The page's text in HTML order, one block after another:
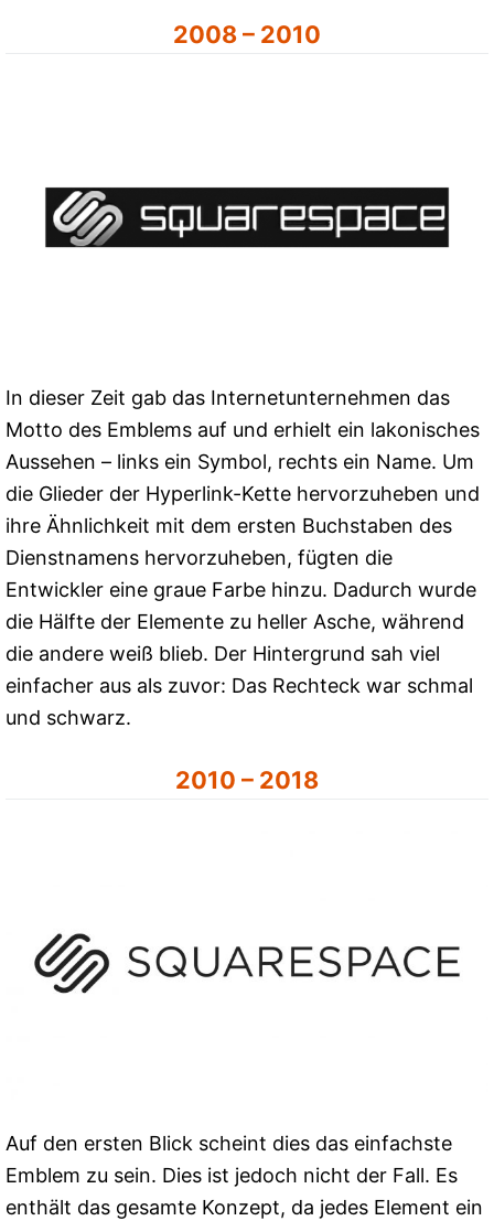
2008 – 2010
In dieser Zeit gab das Internetunternehmen das
Motto des Emblems auf und erhielt ein lakonisches
Aussehen – links ein Symbol, rechts ein Name. Um
die Glieder der Hyperlink-Kette hervorzuheben und
ihre Ähnlichkeit mit dem ersten Buchstaben des
Dienstnamens hervorzuheben, fügten die
Entwickler eine graue Farbe hinzu. Dadurch wurde
die Hälfte der Elemente zu heller Asche, während
die andere weiß blieb. Der Hintergrund sah viel
einfacher aus als zuvor: Das Rechteck war schmal
und schwarz.
2010 – 2018
Auf den ersten Blick scheint dies das einfachste
Emblem zu sein. Dies ist jedoch nicht der Fall. Es
enthält das gesamte Konzept, da jedes Element ein